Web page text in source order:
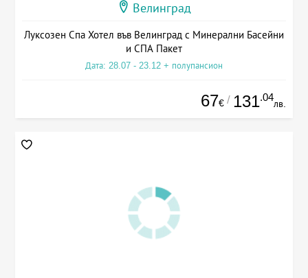
Велинград
Луксозен Спа Хотел във Велинград с Минерални Басейни
и СПА Пакет
Дата: 28.07 - 23.12 + полупансион
67€ / 131.04
лв.